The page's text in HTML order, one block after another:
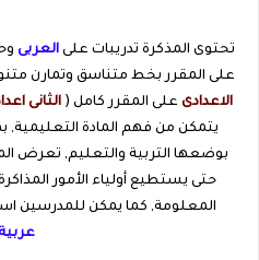
تحتوى المذكرة تدريبات علىالعربى
على المقرر بخط متناسق وتمارن
الاعدادىعلى المقرر كامل (الثانى
يتمكن من فهم المادة التعليمية,
بوضعها التربية والتعليم, تعرض
حتى يستطيع أولياء الأمور
المعلومة, كما يمكن للمدرسين
عربية.